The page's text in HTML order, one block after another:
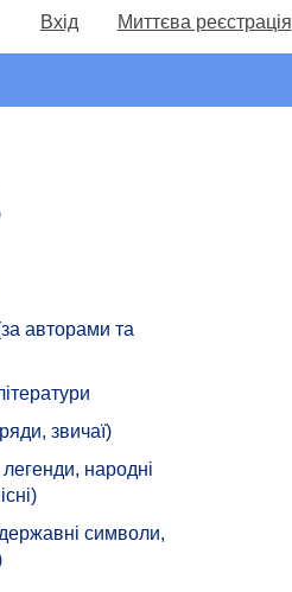
Вхід Миттєва реєстрація
авторами та
звичаї)
народні
символи,